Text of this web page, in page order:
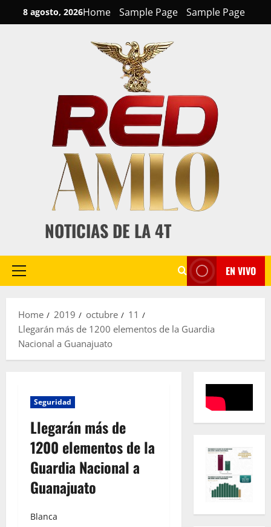
to
8 agosto, 2026Home Sample Page Sample Page
NOTICIAS DE LA 4T
Primary
EN VIVO
Home 2019 octubre
11
Llegarán más de 1200 elementos de la Guardia
Nacional a Guanajuato
Seguridad
Llegarán más de
1200 elementos de la
Guardia Nacional a
Guanajuato
Blanca